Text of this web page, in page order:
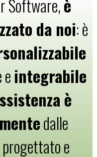
Software,è
da noi: è
integrabile
è
dalle
progettato e